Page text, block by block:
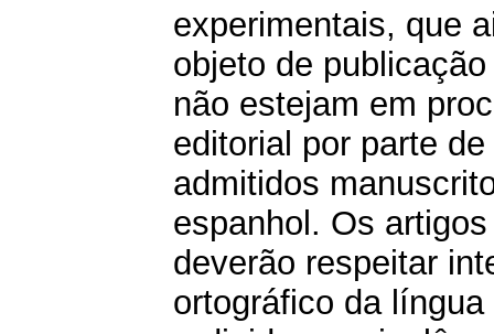
experimentais, que
objeto de
não estejam em
editorial por parte
admitidos
espanhol. Os
deverão respeitar
ortográfico da